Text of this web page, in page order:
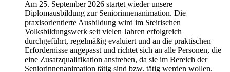
Am 25. September 2026 startet wieder unsere
Diplomausbildung zur Seniorinnenanimation. Die
praxisorientierte Ausbildung wird im Steirischen
Volksbildungswerk seit vielen Jahren erfolgreich
durchgeführt, regelmäßig evaluiert und an die praktischen
Erfordernisse angepasst und richtet sich an alle Personen, die
eine Zusatzqualifikation anstreben, da sie im Bereich der
Seniorinnenanimation tätig sind bzw. tätig werden wollen.